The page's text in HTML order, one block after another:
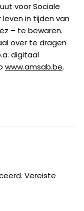
voor Sociale
in tijden van
– te bewaren.
over te dragen
digitaal
www.amsab.be.
Vereiste